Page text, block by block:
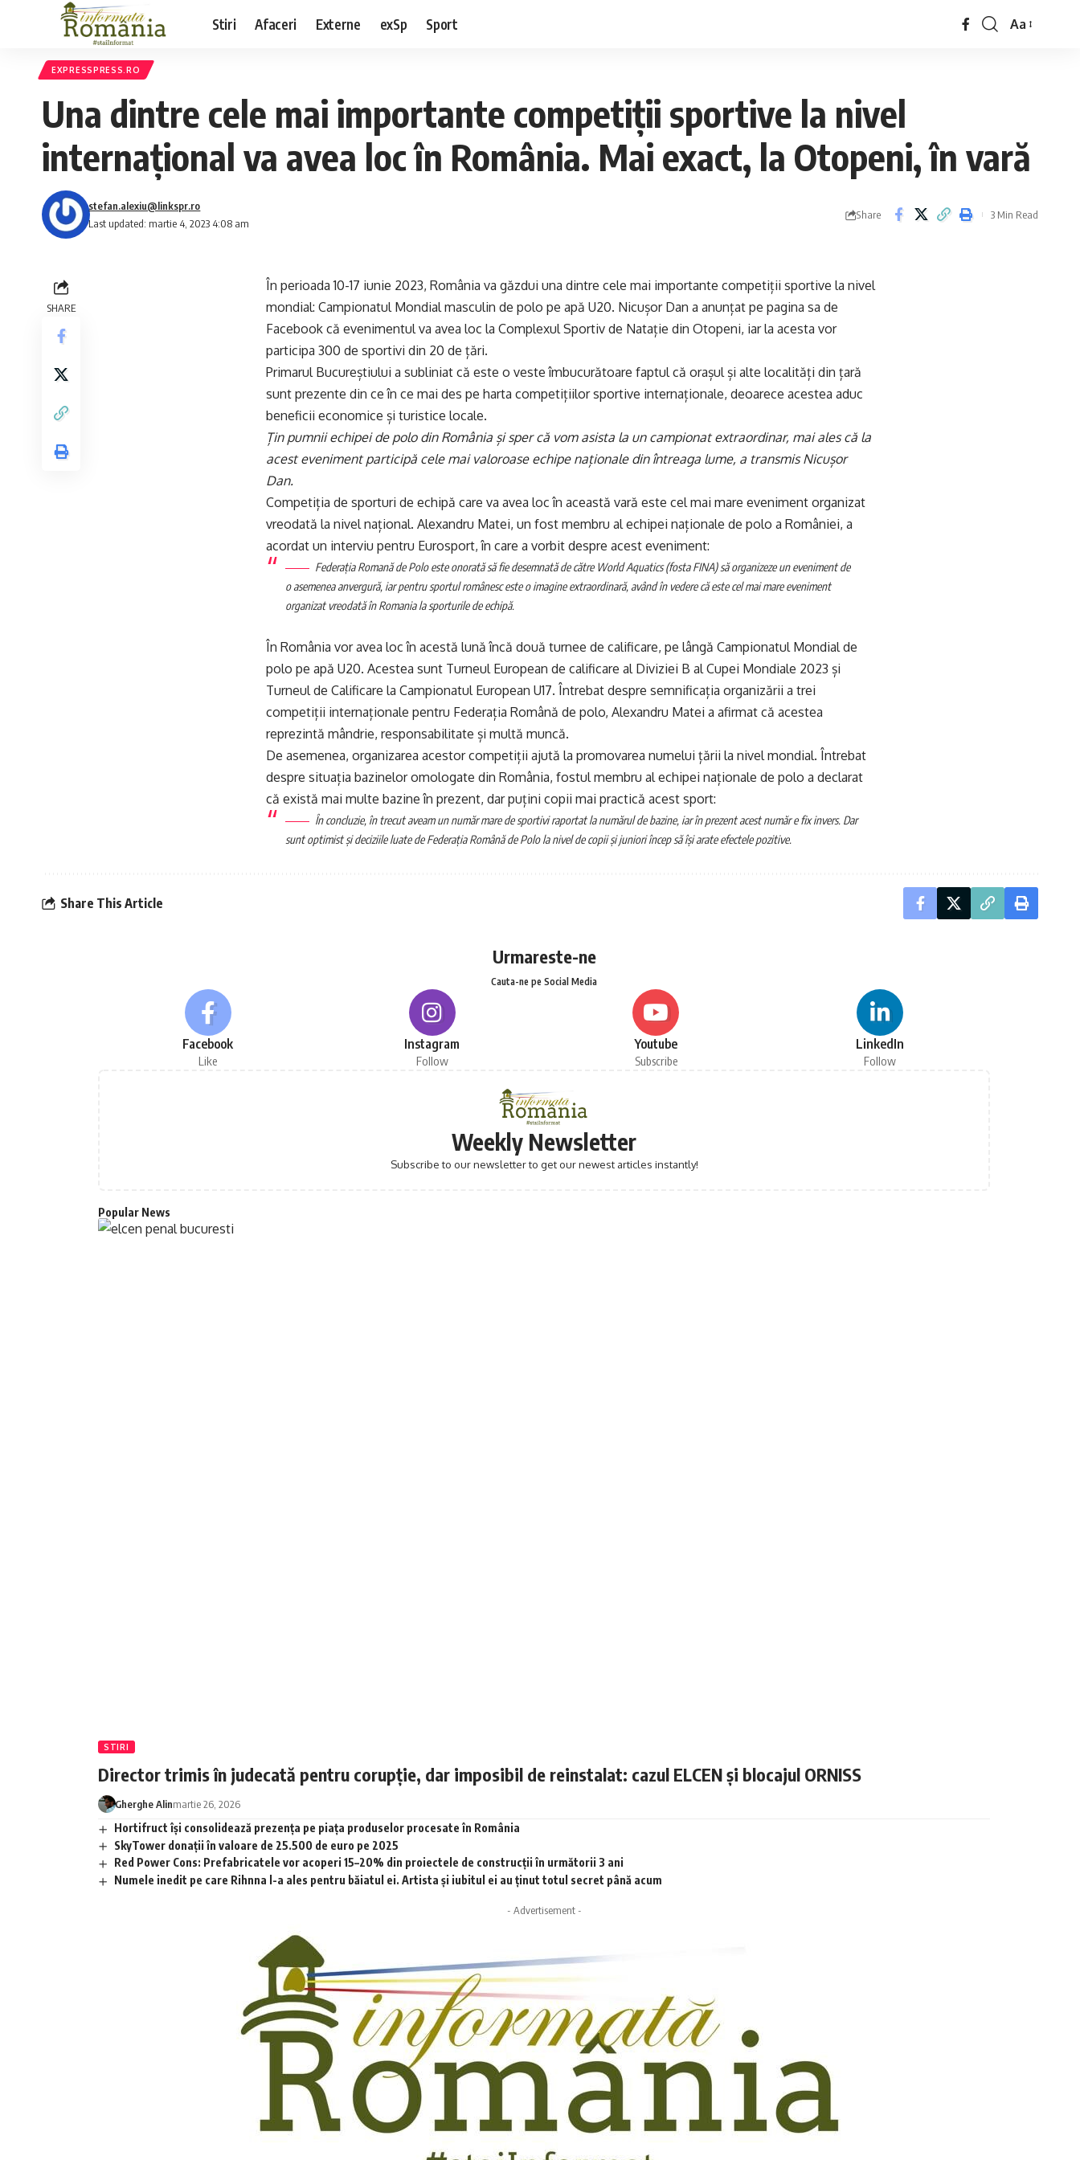
Stiri Afaceri Externe exSp Sport Aa
EXPRESSPRESS.RO
Una dintre cele mai importante competiții sportive la nivel
internațional va avea loc în România. Mai exact, la Otopeni, în vară
Last updated: martie 4, 2023 4:08 am
stefan.alexiu@linkspr.ro
Share 3 Min Read
SHARE
În perioada 10-17 iunie 2023, România va găzdui una dintre cele mai importante competiții sportive la nivel
mondial: Campionatul Mondial masculin de polo pe apă U20. Nicușor Dan a anunțat pe pagina sa de
Facebook că evenimentul va avea loc la Complexul Sportiv de Natație din Otopeni, iar la acesta vor
participa 300 de sportivi din 20 de țări.
Primarul Bucureștiului a subliniat că este o veste îmbucurătoare faptul că orașul și alte localități din țară
sunt prezente din ce în ce mai des pe harta competițiilor sportive internaționale, deoarece acestea aduc
beneficii economice și turistice locale.
Țin pumnii echipei de polo din România și sper că vom asista la un campionat extraordinar, mai ales că la
acest eveniment participă cele mai valoroase echipe naționale din întreaga lume, a transmis Nicușor
Dan.
Competiția de sporturi de echipă care va avea loc în această vară este cel mai mare eveniment organizat
vreodată la nivel național. Alexandru Matei, un fost membru al echipei naționale de polo a României, a
acordat un interviu pentru Eurosport, în care a vorbit despre acest eveniment:
Federația Romană de Polo este onorată să fie desemnată de către World Aquatics (fosta FINA) să organizeze un eveniment de
o asemenea anvergură, iar pentru sportul românesc este o imagine extraordinară, având în vedere că este cel mai mare eveniment
organizat vreodată în Romania la sporturile de echipă.
În România vor avea loc în acestă lună încă două turnee de calificare, pe lângă Campionatul Mondial de
polo pe apă U20. Acestea sunt Turneul European de calificare al Diviziei B al Cupei Mondiale 2023 și
Turneul de Calificare la Campionatul European U17. Întrebat despre semnificația organizării a trei
competiții internaționale pentru Federația Română de polo, Alexandru Matei a afirmat că acestea
reprezintă mândrie, responsabilitate și multă muncă.
De asemenea, organizarea acestor competiții ajută la promovarea numelui țării la nivel mondial. Întrebat
despre situația bazinelor omologate din România, fostul membru al echipei naționale de polo a declarat
că există mai multe bazine în prezent, dar puțini copii mai practică acest sport:
În concluzie, în trecut aveam un număr mare de sportivi raportat la numărul de bazine, iar în prezent acest număr e fix invers. Dar
sunt optimist și deciziile luate de Federația Română de Polo la nivel de copii și juniori încep să își arate efectele pozitive.
Share This Article
Urmareste-ne
Cauta-ne pe Social Media
Facebook
Like
Instagram
Follow
Youtube
Subscribe
LinkedIn
Follow
Weekly Newsletter
Subscribe to our newsletter to get our newest articles instantly!
Popular News
STIRI
Director trimis în judecată pentru corupție, dar imposibil de reinstalat: cazul ELCEN și blocajul ORNISS
Gherghe Alinmartie 26, 2026
Hortifruct își consolidează prezența pe piața produselor procesate în România
SkyTower donații în valoare de 25.500 de euro pe 2025
Red Power Cons: Prefabricatele vor acoperi 15–20% din proiectele de construcții în următorii 3 ani
Numele inedit pe care Rihnna l-a ales pentru băiatul ei. Artista și iubitul ei au ținut totul secret până acum
- Advertisement -